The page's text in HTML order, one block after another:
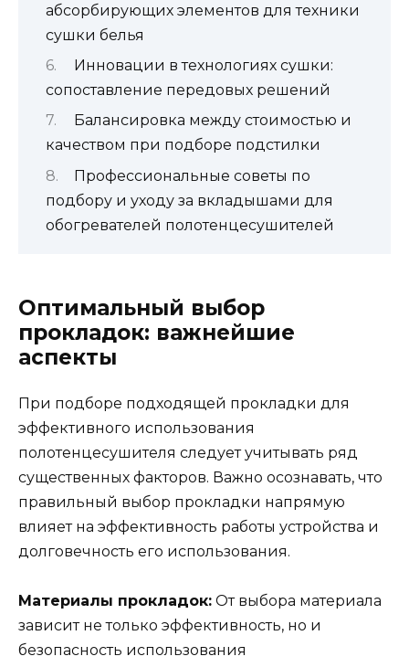
абсорбирующих элементов для техники
сушки белья
Инновации в технологиях сушки:
сопоставление передовых решений
Балансировка между стоимостью и
качеством при подборе подстилки
Профессиональные советы по
подбору и уходу за вкладышами для
обогревателей полотенцесушителей
Оптимальный выбор
прокладок: важнейшие
аспекты
При подборе подходящей прокладки для
эффективного использования
полотенцесушителя следует учитывать ряд
существенных факторов. Важно осознавать, что
правильный выбор прокладки напрямую
влияет на эффективность работы устройства и
долговечность его использования.
Материалы прокладок: От выбора материала
зависит не только эффективность, но и
безопасность использования